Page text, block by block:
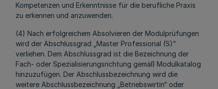
Kompetenzen und Erkenntnisse für die berufliche Praxis
zu erkennen und anzuwenden.
(4) Nach erfolgreichem Absolvieren der Modulprüfungen
wird der Abschlussgrad „Master Professional (S)“
verliehen. Dem Abschlussgrad ist die Bezeichnung der
Fach- oder Spezialisierungsrichtung gemäß Modulkatalog
hinzuzufügen. Der Abschlussbezeichnung wird die
weitere Abschlussbezeichnung „Betriebswirtin“ oder